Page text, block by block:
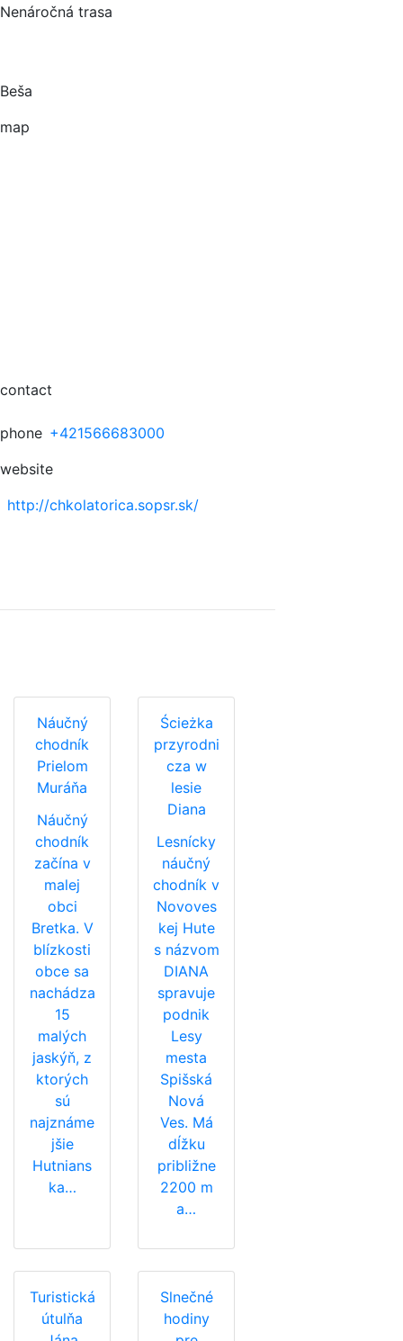
Nenáročná trasa
Beša
map
contact
phone +421566683000
website
http://chkolatorica.sopsr.sk/
Náučný
chodník
Prielom
Muráňa
Náučný
chodník
začína v
malej
obci
Bretka. V
blízkosti
obce sa
nachádza
15
malých
jaskýň, z
ktorých
sú
najznáme
jšie
Hutnians
ka…
Ścieżka
przyrodni
cza w
lesie
Diana
Lesnícky
náučný
chodník v
Novoves
kej Hute
s názvom
DIANA
spravuje
podnik
Lesy
mesta
Spišská
Nová
Ves. Má
dĺžku
približne
2200 m
a…
Turistická
útulňa
Slnečné
hodiny